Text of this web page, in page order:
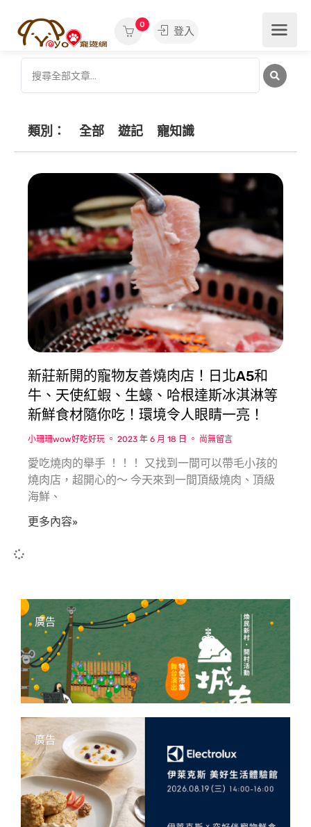
0
登入
類別： 全部 遊記 寵知識
新莊新開的寵物友善燒肉店！日北A5和
牛、天使紅蝦、生蠔、哈根達斯冰淇淋等
新鮮食材隨你吃！環境令人眼睛一亮！
小珊珊wow好吃好玩 2023 年 6 月 18 日 尚無留言
愛吃燒肉的舉手 ！！！ 又找到一間可以帶毛小孩的
燒肉店，超開心的〜 今天來到一間頂級燒肉、頂級
海鮮、
更多內容»
廣告
廣告